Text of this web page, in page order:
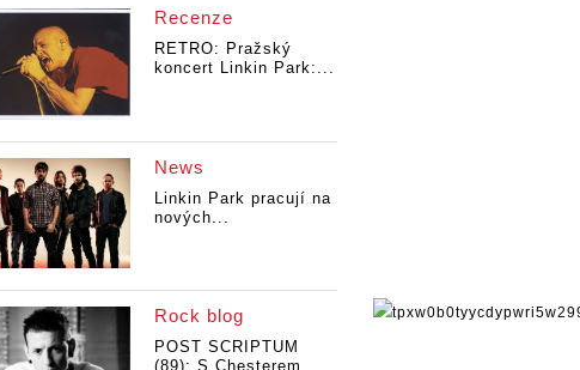
Recenze
RETRO: Pražský
koncert Linkin Park:...
News
Linkin Park pracují na
nových...
Rock blog
POST SCRIPTUM
(89): S Chesterem...